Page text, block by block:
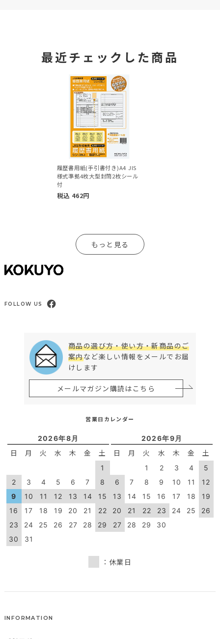
最近チェックした商品
履歴書用紙(手引書付き)A4 JIS
様式準拠4枚大型封筒2枚シール
付
税込 462円
もっと見る
FOLLOW US
商品の選び方・使い方・新商品のご
案内など楽しい情報をメールでお届
けします
メールマガジン購読はこちら
営業日カレンダー
2026年8月
日 月 火 水 木 金 土
1
2
3 4 5 6 7
8
9
10 11 12 13 14
15
16
17 18 19 20 21
22
23
24 25 26 27 28
29
30
31
2026年9月
日 月 火 水 木 金 土
1 2 3 4
5
6
7 8 9 10 11
12
13
14 15 16 17 18
19
20
21 22 23 24 25
26
27
28 29 30
：休業日
INFORMATION